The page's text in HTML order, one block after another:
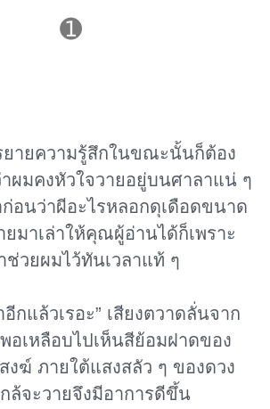
➊
ยายความรู้สึกในขณะนั้นก็ต้อง
ผมคงหัวใจวายอยู่บนศาลาแน่ ๆ
อนว่าผีอะไรหลอกดุเดือดขนาด
มาเล่าให้คุณผู้อ่านได้ก็เพราะ
วยผมไว้ทันเวลาแท้ ๆ
อีกแล้วเรอะ” เสียงตวาดลั่นจาก
อเหลือบไปเห็นสีย้อมฝาดของ
งฆ์ ภายใต้แสงสลัว ๆ ของดวง
ล้จะวายจึงมีอาการดีขึ้น